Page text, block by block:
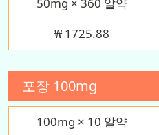
₩ 1725.88
포장 100mg
100mg × 10 알약